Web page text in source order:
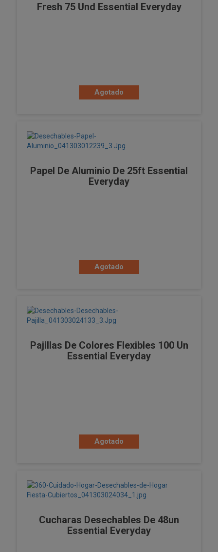
Fresh 75 Und Essential Everyday
Agotado
Papel De Aluminio De 25ft Essential
Everyday
Agotado
Pajillas De Colores Flexibles 100 Un
Essential Everyday
Agotado
Cucharas Desechables De 48un
Essential Everyday